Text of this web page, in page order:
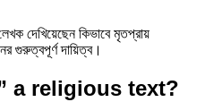
দেখিয়েছেন কিভাবে মৃতপ্রায়
গুরুত্বপূর্ণ দায়িত্ব।
a religious text?